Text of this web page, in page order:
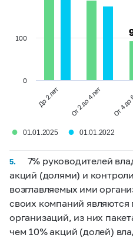
До 2 лет От 2 до 4 лет От 4
0
100
● 01.01.2025 ● 01.01.2022
5.
7% руководителей
акций (долями) и
возглавляемых ими
своих компаний являются
организаций, из них
чем 10% акций (долей)